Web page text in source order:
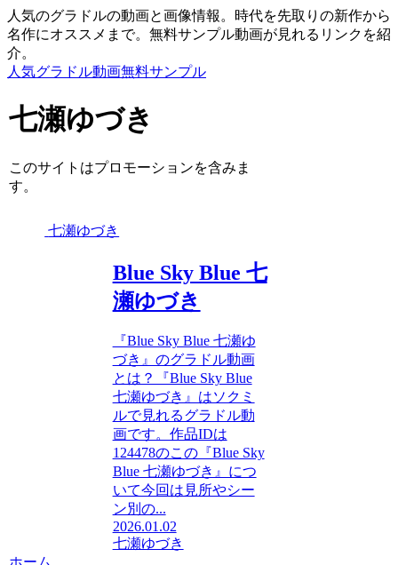
人気のグラドルの動画と画像情報。時代を先取りの新作から
名作にオススメまで。無料サンプル動画が見れるリンクを紹
介。
人気グラドル動画無料サンプル
七瀬ゆづき
このサイトはプロモーションを含みま
す。
七瀬ゆづき
Blue Sky Blue 七
瀬ゆづき
『Blue Sky Blue 七瀬ゆ
づき』のグラドル動画
とは？『Blue Sky Blue
七瀬ゆづき』はソクミ
ルで見れるグラドル動
画です。作品IDは
124478のこの『Blue Sky
Blue 七瀬ゆづき』につ
いて今回は見所やシー
ン別の...
2026.01.02
七瀬ゆづき